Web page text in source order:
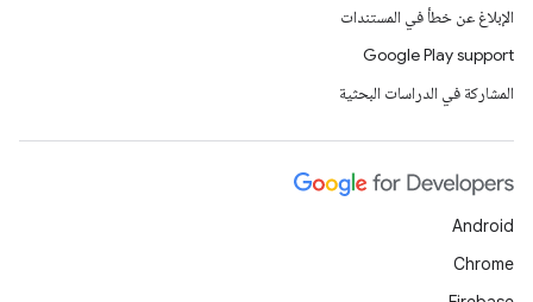
الإبلاغ عن خطأ في المستندات
Google Play support
المشاركة في الدراسات البحثية
Android
Chrome